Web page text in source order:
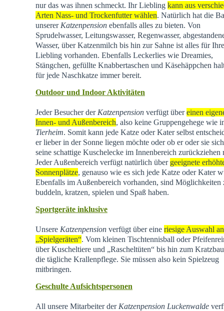
nur das was ihnen schmeckt. Ihr Liebling kann aus
Arten Nass- und Trockenfutter wählen. Natürlich hat die
unserer Katzenpensionebenfalls alles zu bieten. Von
Sprudelwasser, Leitungswasser, Regenwasser,
Wasser, über Katzenmilch bis hin zur Sahne ist alles für
Liebling vorhanden. Ebenfalls Leckerlies wie Dreamies,
Stängchen, gefüllte Knabbertaschen und Käsehäppchen
für jede Naschkatze immer bereit.
Outdoor und Indoor Aktivitäten
Jeder Besucher der Katzenpensionverfügt übereinen
Innen- und Außenbereich, also keine Gruppengehege wie
Tierheim. Somit kann jede Katze oder Kater selbst
er lieber in der Sonne liegen möchte oder ob er oder sie
seine schattige Kuschelecke im Innenbereich zurückziehen
Jeder Außenbereich verfügt natürlich über geeignete
Sonnenplätze, genauso wie es sich jede Katze oder Kater
Ebenfalls im Außenbereich vorhanden, sind Möglichkeiten
buddeln, kratzen, spielen und Spaß haben.
Sportgeräte inklusive
Unsere Katzenpensionverfügt über eine riesige Auswahl an
„Spielgeräten“. Vom kleinen Tischtennisball oder
über Kuscheltiere und „Rascheltüten“ bis hin zum
die tägliche Krallenpflege. Sie müssen also kein Spielzeug
mitbringen.
Geschulte Aufsichtspersonen
All unsere Mitarbeiter der Katzenpension Luckenwalde